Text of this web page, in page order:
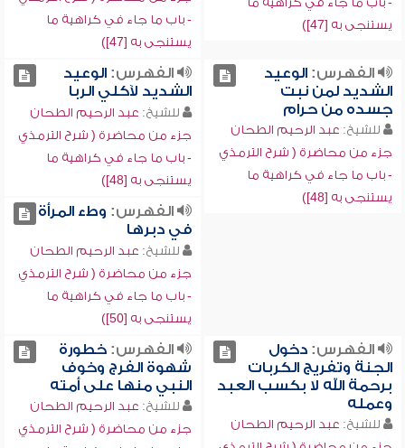
يستنجى به [47])
- باب ما جاء في كراهية ما
يستنجى به [47])
الفهرس:الوعيد
الشديد لمن نبت
جسده من حرام
للشيخ: عبد الرحيم الطحان
جزء من محاضرة ( شرح الترمذي
- باب ما جاء في كراهية ما
يستنجى به [48])
الفهرس:الوعيد
الشديد لآكلي الربا
للشيخ: عبد الرحيم الطحان
جزء من محاضرة ( شرح الترمذي
- باب ما جاء في كراهية ما
يستنجى به [48])
الفهرس: وطء المرأة
في دبرها
للشيخ: عبد الرحيم الطحان
جزء من محاضرة ( شرح الترمذي
- باب ما جاء في كراهية ما
يستنجى به [50])
الفهرس:دخول
الجنة وتفريج الكربات
برحمة الله لا بكسب العبد
وعمله
للشيخ: عبد الرحيم الطحان
الفهرس:خطورة
شهوة الفرج وخوف
النبي منها على أمته
للشيخ: عبد الرحيم الطحان
جزء من محاضرة ( شرح الترمذي